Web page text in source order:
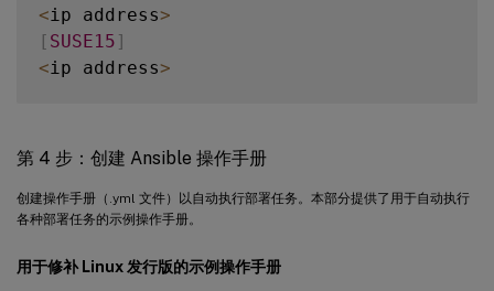
<ip address>
[ SUSE15 ]
<ip address>
UBUNTU2004
UBUNTU2204
RHEL8
RHEL9
DEBIAN12
第 4 步：创建 Ansible 操作手册
创建操作手册（.yml 文件）以自动执行部署任务。本部分提供了用于自动执行
各种部署任务的示例操作手册。
用于修补 Linux 发行版的示例操作手册